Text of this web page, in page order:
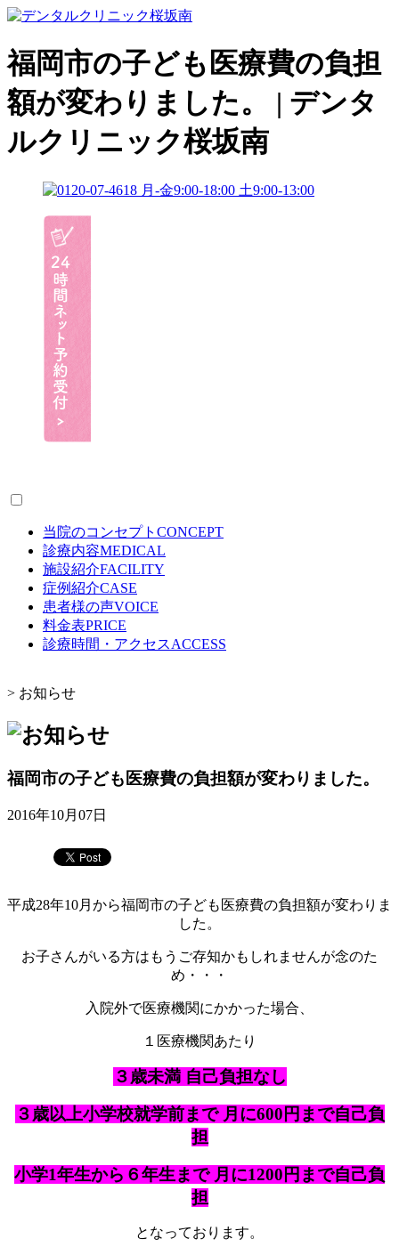
福岡市の子ども医療費の負担
額が変わりました。 | デンタ
ルクリニック桜坂南
当院のコンセプト CONCEPT
診療内容MEDICAL
施設紹介FACILITY
症例紹介CASE
患者様の声VOICE
料金表PRICE
診療時間・アクセスACCESS
> お知らせ
福岡市の子ども医療費の負担額が変わりました。
2016年10月07日
平成28年10月から福岡市の子ども医療費の負担額が変わりま
した。
お子さんがいる方はもうご存知かもしれませんが念のた
め・・・
入院外で医療機関にかかった場合、
１医療機関あたり
３歳未満 自己負担なし
３歳以上小学校就学前まで 月に600円まで自己負
担
小学1年生から６年生まで 月に1200円まで自己負
担
となっております。